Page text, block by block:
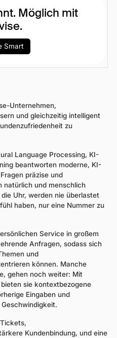
Möglich mit
Smart
Unternehmen,
und gleichzeitig intelligent
zu
Language Processing, KI-
beantworten moderne, KI-
präzise und
natürlich und menschlich
Uhr, werden nie überlastet
haben, nur eine Nummer zu
Service in großem
Anfragen, sodass sich
und
können. Manche
gehen noch weiter: Mit
sie kontextbezogene
Eingaben und
Kundenbindung, und eine